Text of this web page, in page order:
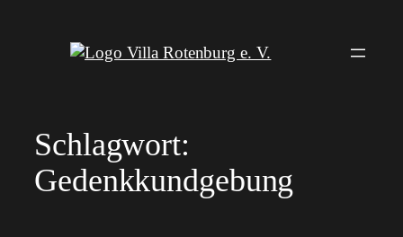
Schlagwort:
Gedenkkundgebung